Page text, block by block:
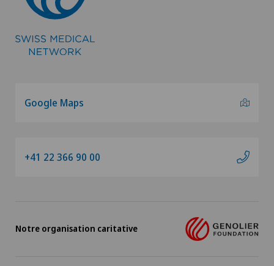
Google Maps
+41 22 366 90 00
Notre organisation caritative